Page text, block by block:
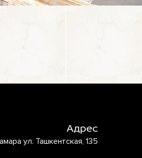
Адрес
ул. Ташкентская, 135